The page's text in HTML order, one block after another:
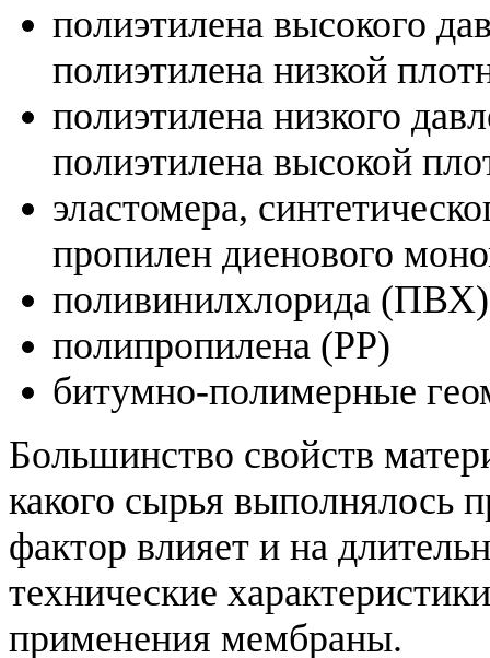
полиэтилена высокого
полиэтилена низкой
полиэтилена низкого
полиэтилена высокой
эластомера,
пропилен диенового
поливинилхлорида (ПВХ)
полипропилена (PP)
битумно-полимерные
Большинство свойств
какого сырья выполнялось
фактор влияет и на
технические
применения мембраны.